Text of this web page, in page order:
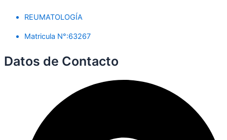
REUMATOLOGÍA
Matricula N°:63267
Datos de Contacto